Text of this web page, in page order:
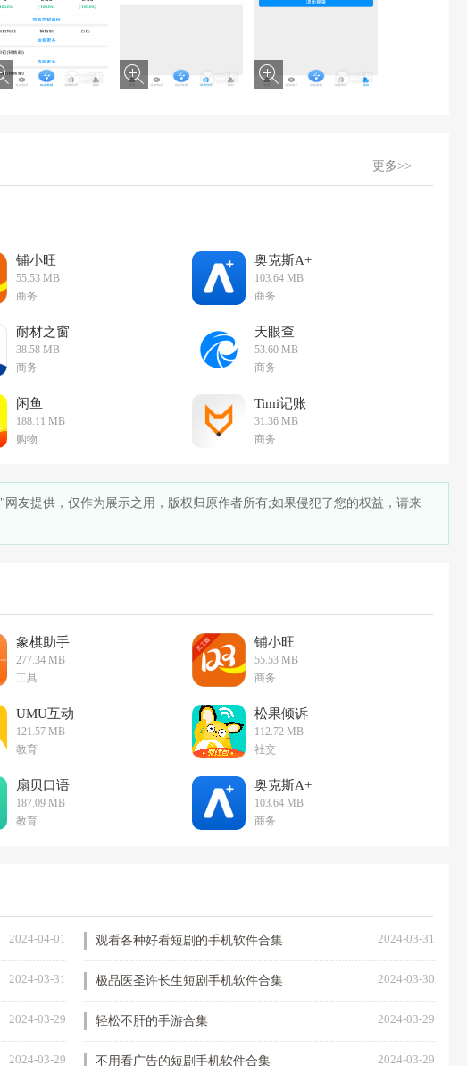
更多>>
铺小旺
55.53 MB
商务
奥克斯A+
103.64 MB
商务
耐材之窗
38.58 MB
商务
天眼查
53.60 MB
商务
闲鱼
188.11 MB
购物
Timi记账
31.36 MB
商务
友提供，仅作为展示之用，版权归原作者所有;如果侵犯了您的权益，请来
象棋助手
277.34 MB
工具
铺小旺
55.53 MB
商务
UMU互动
121.57 MB
教育
松果倾诉
112.72 MB
社交
扇贝口语
187.09 MB
教育
奥克斯A+
103.64 MB
商务
2024-04-01 观看各种好看短剧的手机软件合集 2024-03-31
2024-03-31 极品医圣许长生短剧手机软件合集 2024-03-30
2024-03-29 轻松不肝的手游合集 2024-03-29
2024-03-29 不用看广告的短剧手机软件合集 2024-03-29